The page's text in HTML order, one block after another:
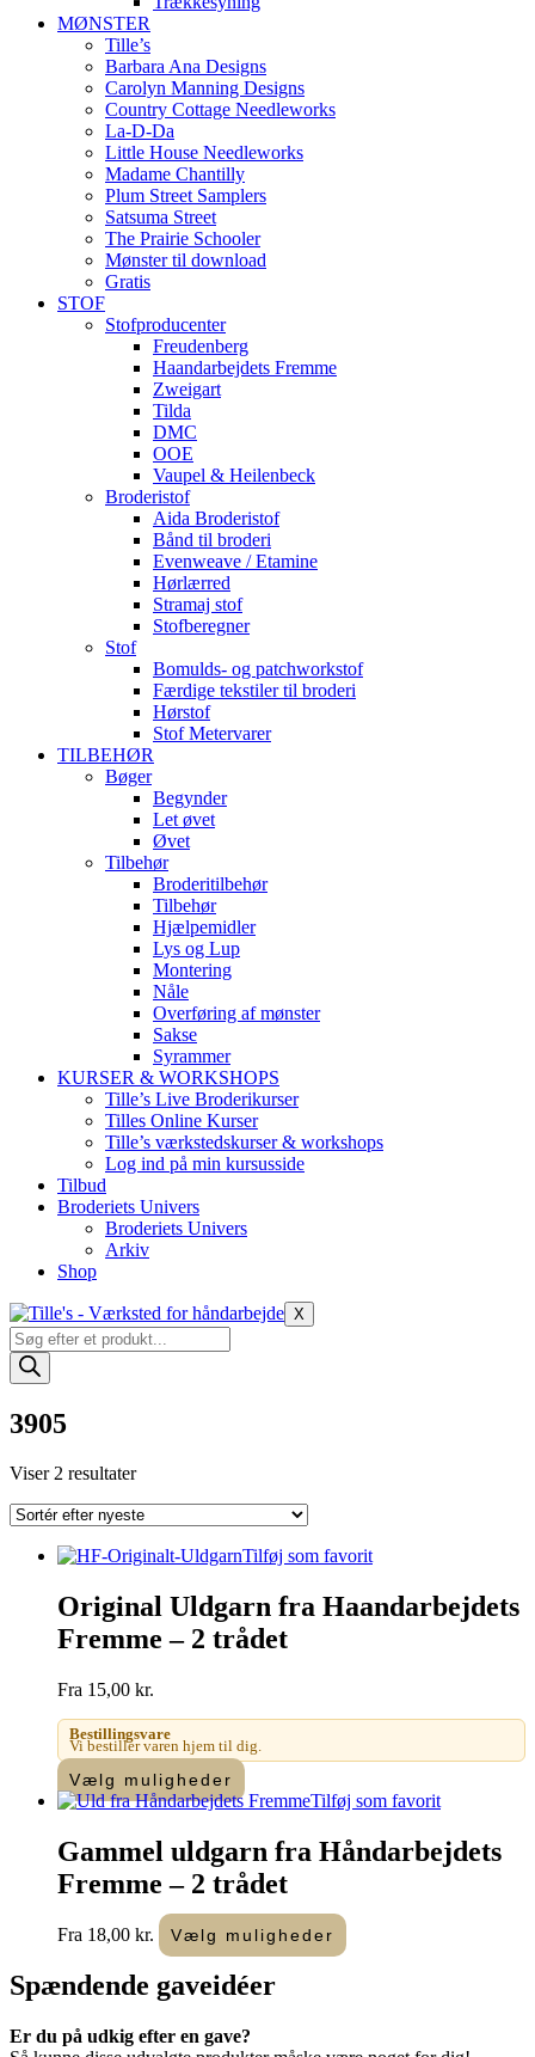
MØNSTER
Tille’s
Barbara Ana Designs
Carolyn Manning Designs
Country Cottage Needleworks
La-D-Da
Little House Needleworks
Madame Chantilly
Plum Street Samplers
Satsuma Street
The Prairie Schooler
Mønster til download
Gratis
STOF
Stofproducenter
Freudenberg
Haandarbejdets Fremme
Zweigart
Tilda
DMC
OOE
Vaupel & Heilenbeck
Broderistof
Aida Broderistof
Bånd til broderi
Evenweave / Etamine
Hørlærred
Stramaj stof
Stofberegner
Stof
Bomulds- og patchworkstof
Færdige tekstiler til broderi
Hørstof
Stof Metervarer
TILBEHØR
Bøger
Begynder
Let øvet
Øvet
Tilbehør
Broderitilbehør
Tilbehør
Hjælpemidler
Lys og Lup
Montering
Nåle
Overføring af mønster
Sakse
Syrammer
KURSER & WORKSHOPS
Tille’s Live Broderikurser
Tilles Online Kurser
Tille’s værkstedskurser & workshops
Log ind på min kursusside
Tilbud
Broderiets Univers
Broderiets Univers
Arkiv
Shop
X
Products
search
3905
Viser 2 resultaterSorteret
seneste
Tilføj som favorit
Original Uldgarn fra Haandarbejdets
Fremme – 2 trådet
Fra 15,00 kr.
Bestillingsvare
Vi bestiller varen hjem til dig.
Vælg muligheder
vare
flere
varianter.
Mulighederne
vælges
varesiden
Tilføj som favorit
Gammel uldgarn fra Håndarbejdets
Fremme – 2 trådet
Fra 18,00 kr. Vælg muligheder
vare
Spændende gaveidéer
Er du på udkig efter en gave?